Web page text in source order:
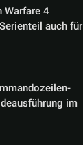
Warfare 4
auch für
im